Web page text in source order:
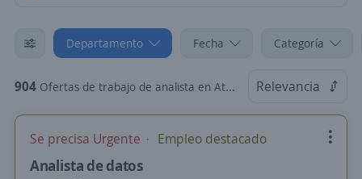
Departamento Fecha Categoría
904 Ofertas de trabajo de analista en Atlántico Relevancia
Se precisa Urgente Empleo destacado
Analista de datos